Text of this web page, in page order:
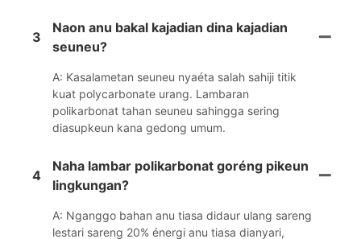
3
Naon anu bakal kajadian dina kajadian
seuneu?
A: Kasalametan seuneu nyaéta salah sahiji titik
kuat polycarbonate urang. Lambaran
polikarbonat tahan seuneu sahingga sering
diasupkeun kana gedong umum.
4
Naha lambar polikarbonat goréng pikeun
lingkungan?
A: Nganggo bahan anu tiasa didaur ulang sareng
lestari sareng 20% ​​énergi anu tiasa dianyari,